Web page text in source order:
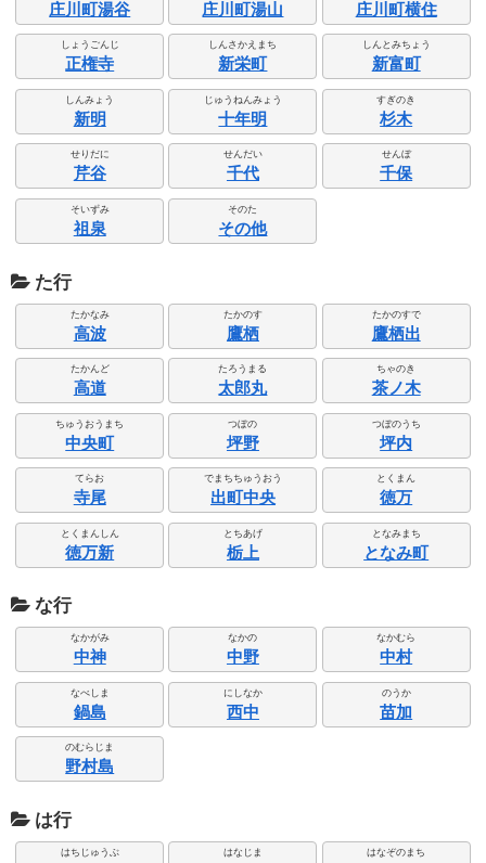
庄川町湯谷 庄川町湯山 庄川町横住
しょうごんじ
正権寺
しんさかえまち
新栄町
しんとみちょう
新富町
しんみょう
新明
じゅうねんみょう
十年明
すぎのき
杉木
せりだに
芹谷
せんだい
千代
せんぼ
千保
そいずみ
祖泉
そのた
その他
た行
たかなみ
高波
たかのす
鷹栖
たかのすで
鷹栖出
たかんど
高道
たろうまる
太郎丸
ちゃのき
茶ノ木
ちゅうおうまち
中央町
つぼの
坪野
つぼのうち
坪内
てらお
寺尾
でまちちゅうおう
出町中央
とくまん
徳万
とくまんしん
徳万新
とちあげ
栃上
となみまち
となみ町
な行
なかがみ
中神
なかの
中野
なかむら
中村
なべしま
鍋島
にしなか
西中
のうか
苗加
のむらじま
野村島
は行
はちじゅうぶ はなじま はなぞのまち